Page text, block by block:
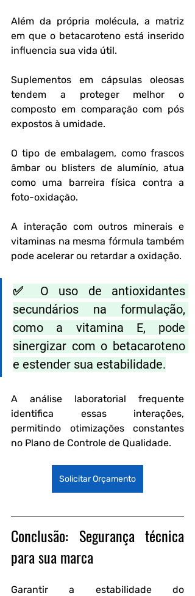
Além da própria molécula, a matriz
em que o betacaroteno está inserido
influencia sua vida útil.
Suplementos em cápsulas oleosas
tendem a proteger melhor o
composto em comparação com pós
expostos à umidade.
O tipo de embalagem, como frascos
âmbar ou blisters de alumínio, atua
como uma barreira física contra a
foto-oxidação.
A interação com outros minerais e
vitaminas na mesma fórmula também
pode acelerar ou retardar a oxidação.
✅ O uso de antioxidantes
secundários na formulação,
como a vitamina E, pode
sinergizar com o betacaroteno
e estender sua estabilidade.
A análise laboratorial frequente
identifica essas interações,
permitindo otimizações constantes
no Plano de Controle de Qualidade.
Solicitar Orçamento
Conclusão: Segurança técnica
para sua marca
Garantir a estabilidade do